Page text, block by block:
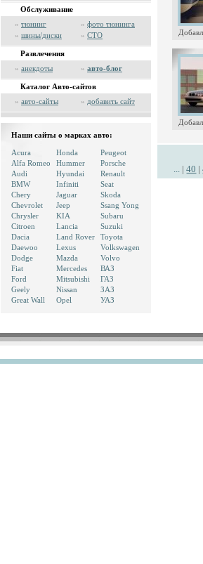
Обслуживание
» тюнинг » фото тюнинга
» шины/диски » СТО
Развлечения
» анекдоты » авто-блог
Каталог Авто-сайтов
» авто-сайты » добавить сайт
Наши сайты о марках авто:
Acura
Alfa Romeo
Audi
BMW
Chery
Chevrolet
Chrysler
Citroen
Dacia
Daewoo
Dodge
Fiat
Ford
Geely
Great Wall
Honda
Hummer
Hyundai
Infiniti
Jaguar
Jeep
KIA
Lancia
Land Rover
Lexus
Mazda
Mercedes
Mitsubishi
Nissan
Opel
Peugeot
Porsche
Renault
Seat
Skoda
Ssang Yong
Subaru
Suzuki
Toyota
Volkswagen
Volvo
ВАЗ
ГАЗ
ЗАЗ
УАЗ
... |40 |